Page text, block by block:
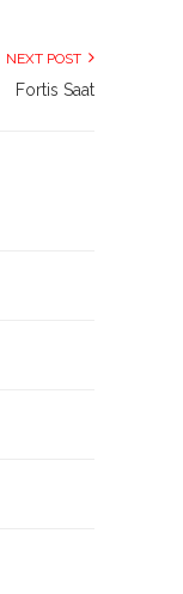
NEXT POST
Fortis Saat